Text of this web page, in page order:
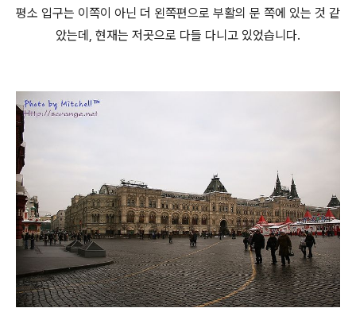
평소 입구는 이쪽이 아닌 더 왼쪽편으로 부활의 문 쪽에 있는 것 같
았는데, 현재는 저곳으로 다들 다니고 있었습니다.